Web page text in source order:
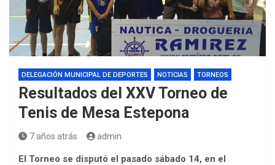
DELEGACIÓN MUNICIPAL DE DEPORTES NOTICIAS TORNEOS
Resultados del XXV Torneo de
Tenis de Mesa Estepona
7 años atrás admin
El Torneo se disputó el pasado sábado 14, en el